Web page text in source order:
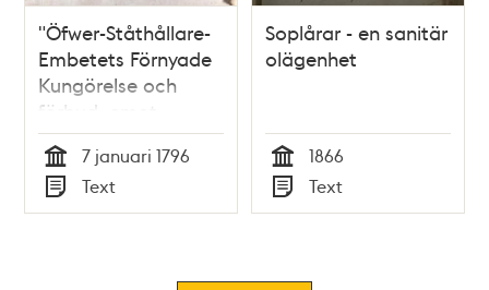
"Öfwer-Ståthållare-
Embetets Förnyade
Kungörelse och
förbud, emot
häftigt och
öfwerdådigt
körande och
ridande inom
Tid
7 januari 1796
Typ
Text
Soplårar - en sanitär
olägenhet
Tid
1866
Typ
Text